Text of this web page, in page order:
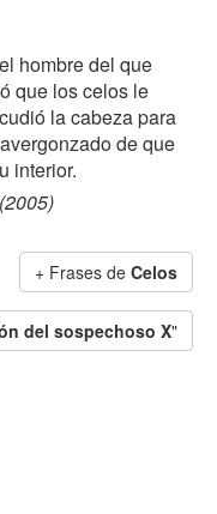
hombre del que
que los celos le
la cabeza para
de que
interior.
+ Frases de Celos
del sospechoso X"